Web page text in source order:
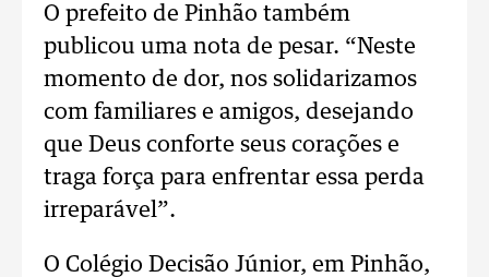
O prefeito de Pinhão também
publicou uma nota de pesar. “Neste
momento de dor, nos solidarizamos
com familiares e amigos, desejando
que Deus conforte seus corações e
traga força para enfrentar essa perda
irreparável”.
O Colégio Decisão Júnior, em Pinhão,